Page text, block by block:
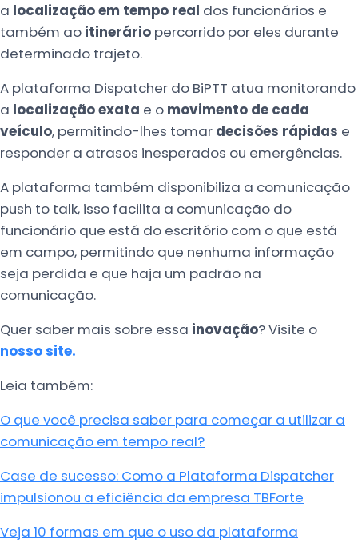
a localização em tempo real dos funcionários e
também ao itinerário percorrido por eles durante
determinado trajeto.
A plataforma Dispatcher do BiPTT atua monitorando
a localização exata e o movimento de cada
veículo, permitindo-lhes tomar decisões rápidas e
responder a atrasos inesperados ou emergências.
A plataforma também disponibiliza a comunicação
push to talk, isso facilita a comunicação do
funcionário que está do escritório com o que está
em campo, permitindo que nenhuma informação
seja perdida e que haja um padrão na
comunicação.
Quer saber mais sobre essa inovação? Visite o
nosso site.
Leia também:
O que você precisa saber para começar a utilizar a
comunicação em tempo real?
Case de sucesso: Como a Plataforma Dispatcher
impulsionou a eficiência da empresa TBForte
Veja 10 formas em que o uso da plataforma